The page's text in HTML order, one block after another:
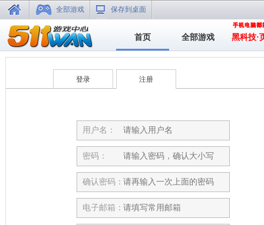
全部游戏 保存到桌面
首页 全部游戏 黑科技·
登录 注册
用户名：
密码：
确认密码：
电子邮箱：